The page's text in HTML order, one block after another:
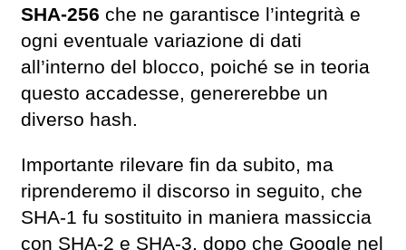
SHA-256 che ne garantisce l’integrità e
ogni eventuale variazione di dati
all’interno del blocco, poiché se in teoria
questo accadesse, genererebbe un
diverso hash.
Importante rilevare fin da subito, ma
riprenderemo il discorso in seguito, che
SHA-1 fu sostituito in maniera massiccia
con SHA-2 e SHA-3, dopo che Google nel